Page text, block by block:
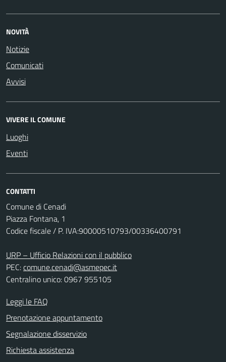
NOVITÀ
Notizie
Comunicati
Avvisi
VIVERE IL COMUNE
Luoghi
Eventi
CONTATTI
Comune di Cenadi
Piazza Fontana, 1
Codice fiscale / P. IVA:90000510793/00336400791
URP – Ufficio Relazioni con il pubblico
PEC:comune.cenadi@asmepec.it
Centralino unico: 0967 955105
Leggi le FAQ
Prenotazione appuntamento
Segnalazione disservizio
Richiesta assistenza